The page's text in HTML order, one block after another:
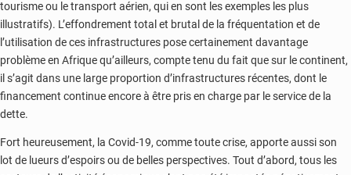
tourisme ou le transport aérien, qui en sont les exemples les plus
illustratifs). L’effondrement total et brutal de la fréquentation et de
l’utilisation de ces infrastructures pose certainement davantage
problème en Afrique qu’ailleurs, compte tenu du fait que sur le continent,
il s’agit dans une large proportion d’infrastructures récentes, dont le
financement continue encore à être pris en charge par le service de la
dette.
Fort heureusement, la Covid-19, comme toute crise, apporte aussi son
lot de lueurs d’espoirs ou de belles perspectives. Tout d’abord, tous les